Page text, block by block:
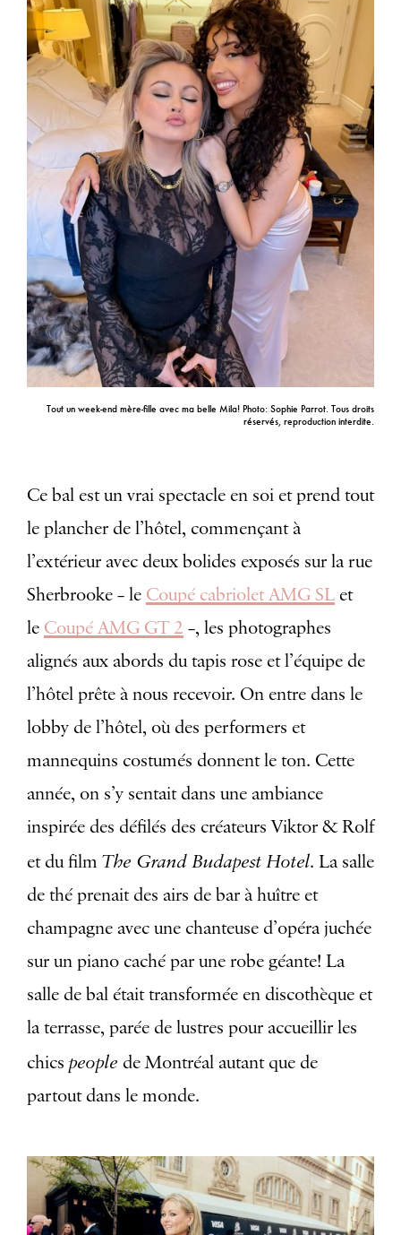
Tout un week-end mère-fille avec ma belle Mila! Photo: Sophie Parrot. Tous droits
réservés, reproduction interdite.
Ce bal est un vrai spectacle en soi et prend tout
le plancher de l’hôtel, commençant à
l’extérieur avecdeux bolides exposés sur la rue
Sherbrooke – le Coupé cabriolet AMG SLet
le Coupé AMG GT 2 –, les photographes
alignés aux abords du tapis rose et l’équipe de
l’hôtel prête à nous recevoir. On entre dans le
lobby de l’hôtel, où des performers et
mannequins costumés donnent le ton. Cette
année, on s’y sentait dans une ambiance
inspirée des défilés des créateurs Viktor & Rolf
et du film The Grand Budapest Hotel. La salle
de thé prenait des airs de bar à huître et
champagne avec une chanteuse d’opéra juchée
sur un piano caché par une robe géante! La
salle de bal était transformée en discothèque et
la terrasse, parée de lustres pour accueillir les
chicspeople de Montréal autant que de
partout dans le monde.